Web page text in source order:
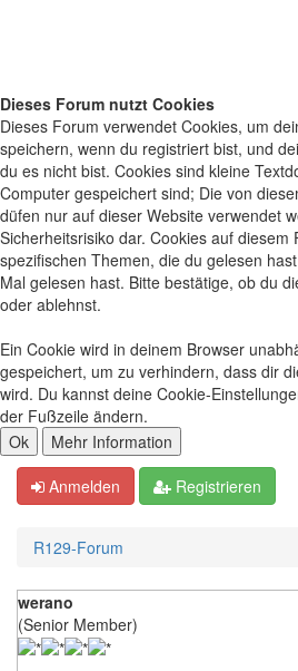
Dieses Forum nutzt Cookies
Dieses Forum verwendet Cookies, um
speichern, wenn du registriert bist, und
du es nicht bist. Cookies sind kleine
Computer gespeichert sind; Die von
düfen nur auf dieser Website verwendet
Sicherheitsrisiko dar. Cookies auf
spezifischen Themen, die du gelesen
Mal gelesen hast. Bitte bestätige, ob du
oder ablehnst.
Ein Cookie wird in deinem Browser
gespeichert, um zu verhindern, dass dir
wird. Du kannst deine Cookie-
der Fußzeile ändern.
Anmelden Registrieren
R129-Forum
werano
(Senior Member)